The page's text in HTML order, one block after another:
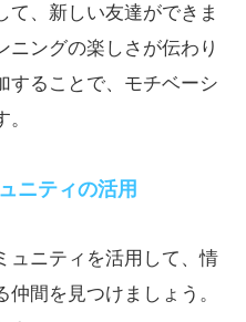
て、新しい友達ができま
ニングの楽しさが伝わり
することで、モチベーシ
ニティの活用
ュニティを活用して、情
間を見つけましょう。